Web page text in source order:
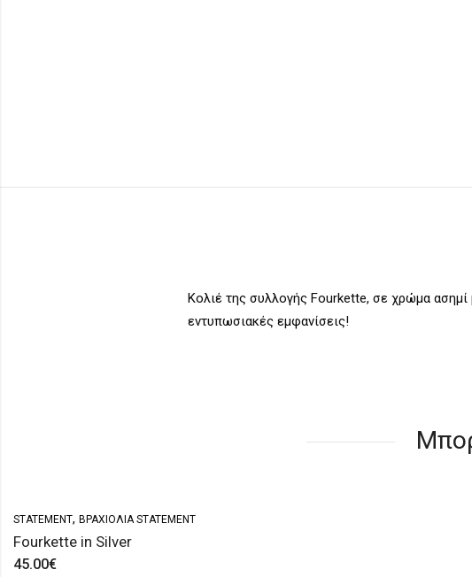
Κολιέ της συλλογής Fourkette, σε χρώμα ασημί
εντυπωσιακές εμφανίσεις!
STATEMENT, ΒΡΑΧΙΌΛΙΑ STATEMENT
Fourkette in Silver
45.00€